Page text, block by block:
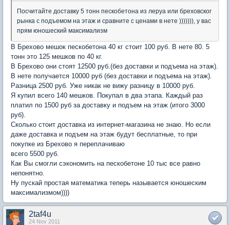
Посчитайте доставку 5 тонн пескобетона из леруа или бреховског
рынка с подъемом на этаж и сравните с ценами в нете ))))))), у вас
прям юношеский максимализм
В Брехово мешок пескобетона 40 кг стоит 100 руб. В нете 80. 5
тонн это 125 мешков по 40 кг.
В Брехово они стоят 12500 руб.(без доставки и подъема на этаж).
В нете получается 10000 руб (без доставки и подъема на этаж).
Разница 2500 руб. Уже никак не вижу разницу в 10000 руб.
Я купил всего 140 мешков. Покупал в два этапа. Каждый раз
платил по 1500 руб за доставку и подъем на этаж (итого 3000
руб).
Сколько стоит доставка из интернет-магазина не знаю. Но если
даже доставка и подъем на этаж будут бесплатные, то при
покупке из Брехово я переплачиваю
всего 5500 руб.
Как Вы смогли сэкономить на пескобетоне 10 тыс все равно
непонятно.
Ну пускай простая математика теперь называется юношеским
максимализмом))))
2taf4u
24 Nov 2011